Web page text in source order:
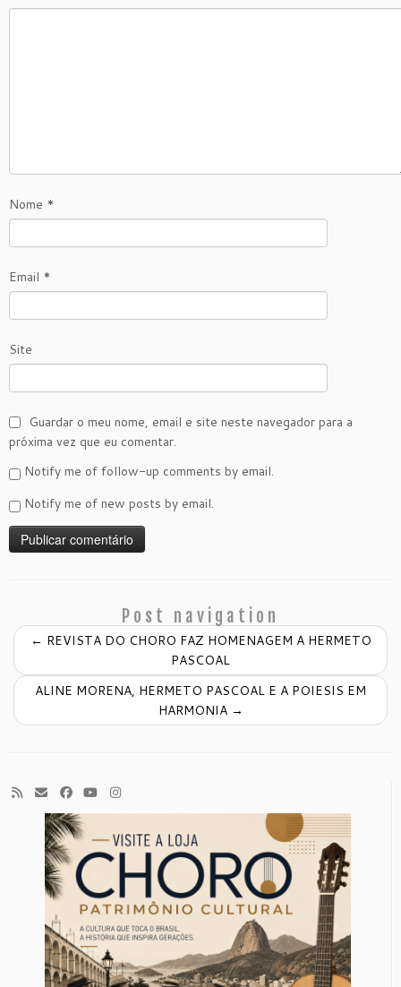
Nome *
Email *
Site
Guardar o meu nome, email e site neste navegador para a
próxima vez que eu comentar.
Notify me of follow-up comments by email.
Notify me of new posts by email.
Post navigation
← REVISTA DO CHORO FAZ HOMENAGEM A HERMETO
PASCOAL
ALINE MORENA, HERMETO PASCOAL E A POIESIS EM
HARMONIA →